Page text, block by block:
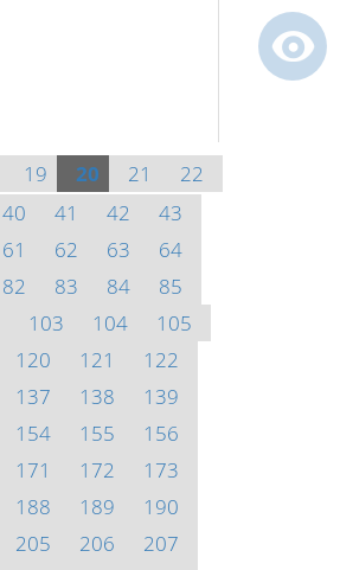
19 20 21
22
40 41 42
43
61 62 63
64
82 83 84
85
103 104
105
120 121
122
137 138
139
154 155
156
171 172
173
188 189
190
205 206
207